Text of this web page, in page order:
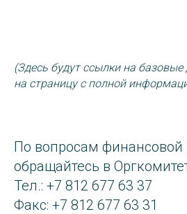
(Здесь будут ссылки на
на страницу с полной
По вопросам
обращайтесь в
Тел.: +7 812 677 63 37
Факс: +7 812 677 63 31